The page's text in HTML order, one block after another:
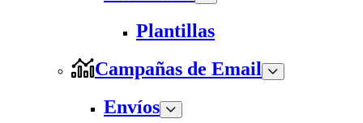
Plantillas
Campañas de Email
Envíos